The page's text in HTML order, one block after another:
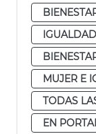
MUJER E
TODAS
EN